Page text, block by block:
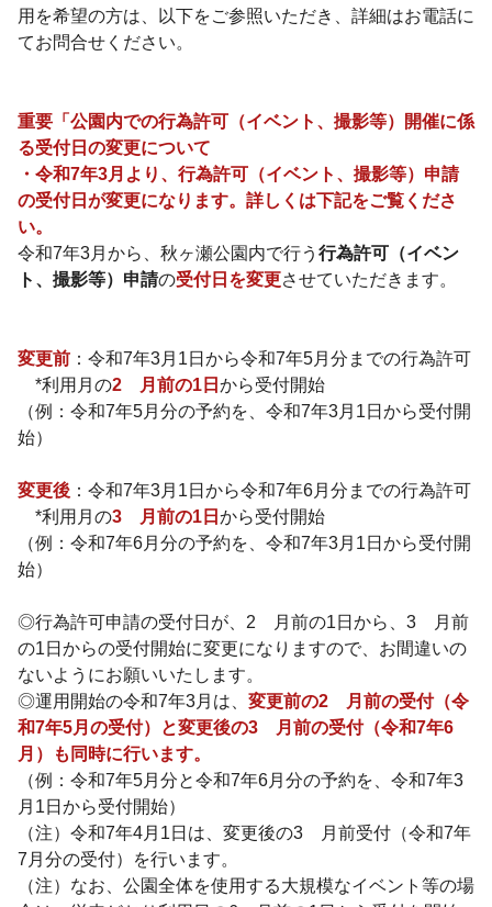
用を希望の方は、以下をご参照いただき、詳細はお電話に
てお問合せください。
重要「公園内での行為許可（イベント、撮影等）開催に係
る受付日の変更について
・令和7年3月より、行為許可（イベント、撮影等）申請
の受付日が変更になります。詳しくは下記をご覧くださ
い。
令和7年3月から、秋ヶ瀬公園内で行う 行為許可（イベン
ト、撮影等）申請の受付日を変更させていただきます。
変更前 ：令和7年3月1日から令和7年5月分までの行為許可
*利用月の2ゕ月前の1日 から受付開始
（例：令和7年5月分の予約を、令和7年3月1日から受付開
始）
変更後 ：令和7年3月1日から令和7年6月分までの行為許可
*利用月の3ゕ月前の1日 から受付開始
（例：令和7年6月分の予約を、令和7年3月1日から受付開
始）
◎行為許可申請の受付日が、2ゕ月前の1日から、3ゕ月前
の1日からの受付開始に変更になりますので、お間違いの
ないようにお願いいたします。
◎運用開始の令和7年3月は、 変更前の2ゕ月前の受付（令
和7年5月の受付）と変更後の3ゕ月前の受付（令和7年6
月）も同時に行います。
（例：令和7年5月分と令和7年6月分の予約を、令和7年3
月1日から受付開始）
（注）令和7年4月1日は、変更後の3ゕ月前受付（令和7年
7月分の受付）を行います。
（注）なお、公園全体を使用する大規模なイベント等の場